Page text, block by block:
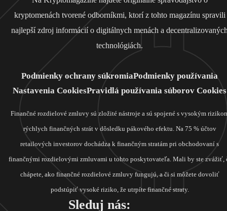
kryptomenách tvorené odborníkmi, ktorí z tohto magazínu spravili
najlepší zdroj informácií o digitálnych menách a
technológiách.
Podmienky ochrany súkromiaPodmienky používania
Nastavenia CookiesPravidlá používania súborov Cookies
Finančné rozdielové zmluvy sú zložité nástroje a sú spojené s vysokým
rýchlych finančných strát v dôsledku pákového efektu. Na 75 % účtov
retailových investorov dochádza k finančným stratám pri obchodovaní s
finančnými rozdielovými zmluvami u tohto poskytovateľa. Mali by ste zvážiť,
chápete, ako finančné rozdielové zmluvy fungujú, a či si môžete dovoliť
podstúpiť vysoké riziko, že utrpíte finančné straty.
Sleduj nás: